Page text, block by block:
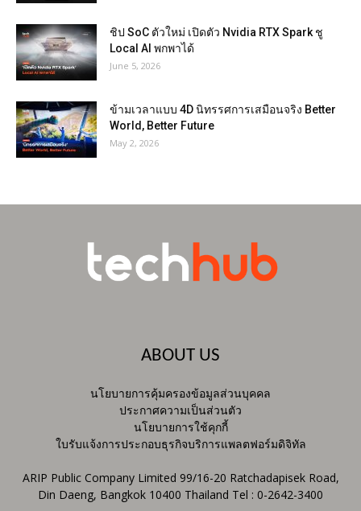
ชิป SoC ตัวใหม่ เปิดตัว Nvidia RTX Spark ชู
Local AI พกพาได้
June 5, 2026
ข้ามเวลาแบบ 4D นิทรรศการเสมือนจริง Better
World, Better Future
May 2, 2026
ABOUT US
นโยบายการคุ้มครองข้อมูลส่วนบุคคล
ประกาศความเป็นส่วนตัว
นโยบายการใช้คุกกี้
ใบรับแจ้งการประกอบธุรกิจบริการแพลตฟอร์มดิจิทัล
ARIP Public Company Limited 99/16-20 Ratchadapisek Road,
Din Daeng, Bangkok 10400 Thailand Tel : 0-2642-3400